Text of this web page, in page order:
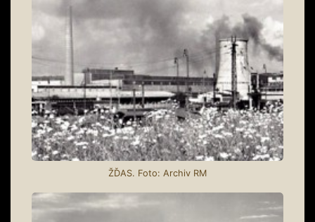
ŽĎAS. Foto: Archiv RM